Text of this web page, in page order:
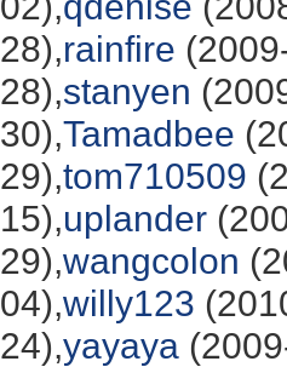
28),rainfire
28),stanyen
30),Tamadbee
29),tom710509
15),uplander
29),wangcolon
04),willy123
24),yayaya